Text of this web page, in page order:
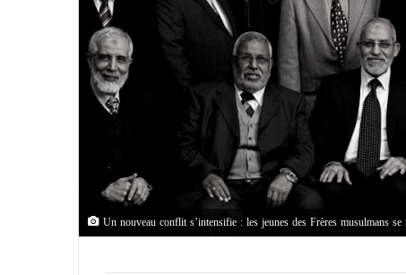
Un nouveau conflit s’intensifie : les jeunes des Frères musulmans